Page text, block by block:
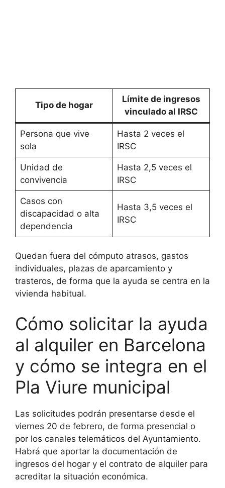
Tipo de hogar
Límite de ingresos
vinculado al IRSC
Persona que vive
sola
Hasta 2 veces el
IRSC
Unidad de
convivencia
Hasta 2,5 veces el
IRSC
Casos con
discapacidad o alta
dependencia
Hasta 3,5 veces el
IRSC
Quedan fuera del cómputo atrasos, gastos
individuales, plazas de aparcamiento y
trasteros, de forma que la ayuda se centra en la
vivienda habitual.
Cómo solicitar la ayuda
al alquiler en Barcelona
y cómo se integra en el
Pla Viure municipal
Las solicitudes podrán presentarse desde el
viernes 20 de febrero, de forma presencial o
por los canales telemáticos del Ayuntamiento.
Habrá que aportar la documentación de
ingresos del hogar y el contrato de alquiler para
acreditar la situación económica.